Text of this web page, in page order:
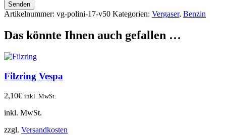
Senden
Artikelnummer: vg-polini-17-v50 Kategorien: Vergaser, Benzin
Das könnte Ihnen auch gefallen …
Filzring Vespa
2,10€ inkl. MwSt.
inkl. MwSt.
zzgl. Versandkosten